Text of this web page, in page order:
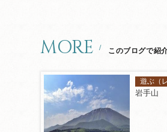
MORE このブログで紹
遊ぶ（
岩手山